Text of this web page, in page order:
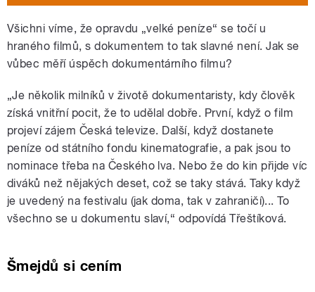
Všichni víme, že opravdu „velké peníze“ se točí u
hraného filmů, s dokumentem to tak slavné není. Jak se
vůbec měří úspěch dokumentárního filmu?
„Je několik milníků v životě dokumentaristy, kdy člověk
získá vnitřní pocit, že to udělal dobře. První, když o film
projeví zájem Česká televize. Další, když dostanete
peníze od státního fondu kinematografie, a pak jsou to
nominace třeba na Českého lva. Nebo že do kin přijde víc
diváků než nějakých deset, což se taky stává. Taky když
je uvedený na festivalu (jak doma, tak v zahraničí)... To
všechno se u dokumentu slaví,“ odpovídá Třeštíková.
Šmejdů si cením